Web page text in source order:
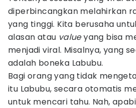
diperbincangkan melahirkan
yang tinggi. Kita berusaha
alasan atau valueyang bisa
menjadi viral. Misalnya, yang
adalah boneka Labubu.
Bagi orang yang tidak
itu Labubu, secara otomatis
untuk mencari tahu. Nah,